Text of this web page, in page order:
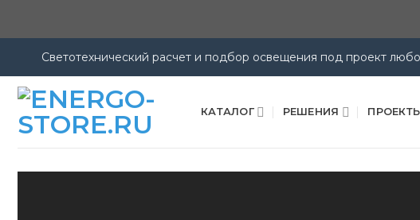
Светотехнический расчет и подбор освещения под проект
Skip
content
КАТАЛОГ РЕШЕНИЯ